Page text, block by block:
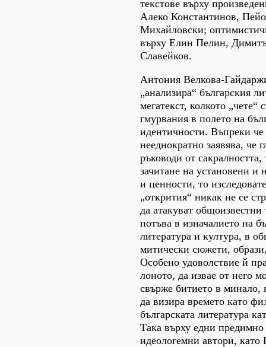
текстове върху
Алеко Константинов,
Михайловски;
върху Елин Пелин,
Славейков.
Антония Велкова-
„анализира“ българския
мегатекст, колкото „чете“
гмурвания в полето на
идентичности. Въпреки че
нееднократно заявява, че
ръководи от
зачитане на установени
и ценности, то
„открития“ никак не се
да атакуват общоизвестни
потъва в изначалието на
литература и култура, в
митически сюжети,
Особено удоволствие й
лоното, да извае от него
свърже битието в минало,
да визира времето като
българската литература
Така върху едни
идеологемни автори, като